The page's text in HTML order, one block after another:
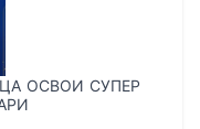
ОСВОИ СУПЕР